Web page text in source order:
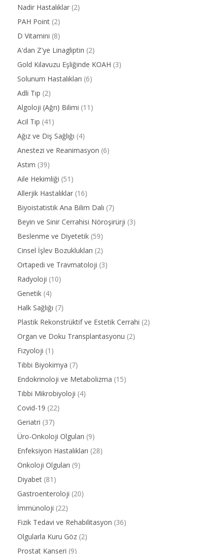
Nadir Hastalıklar (2)
PAH Point (2)
D Vitamini (8)
A'dan Z'ye Linagliptin (2)
Gold Kılavuzu Eşliğinde KOAH (3)
Solunum Hastalıkları (6)
Adli Tıp (2)
Algoloji (Ağrı) Bilimi (11)
Acil Tıp (41)
Ağız ve Diş Sağlığı (4)
Anestezi ve Reanimasyon (6)
Astım (39)
Aile Hekimliği (51)
Allerjik Hastalıklar (16)
Biyoistatistik Ana Bilim Dalı (7)
Beyin ve Sinir Cerrahisi Nöroşirürji (3)
Beslenme ve Diyetetik (59)
Cinsel İşlev Bozuklukları (2)
Ortapedi ve Travmatoloji (3)
Radyoloji (10)
Genetik (4)
Halk Sağlığı (7)
Plastik Rekonstrüktif ve Estetik Cerrahi (2)
Organ ve Doku Transplantasyonu (2)
Fizyoloji (1)
Tıbbi Biyokimya (7)
Endokrinoloji ve Metabolizma (15)
Tıbbi Mikrobiyoloji (4)
Covid-19 (22)
Geriatri (37)
Üro-Onkoloji Olguları (9)
Enfeksiyon Hastalıkları (28)
Onkoloji Olguları (9)
Diyabet (81)
Gastroenteroloji (20)
İmmünoloji (22)
Fizik Tedavi ve Rehabilitasyon (36)
Olgularla Kuru Göz (2)
Prostat Kanseri (9)